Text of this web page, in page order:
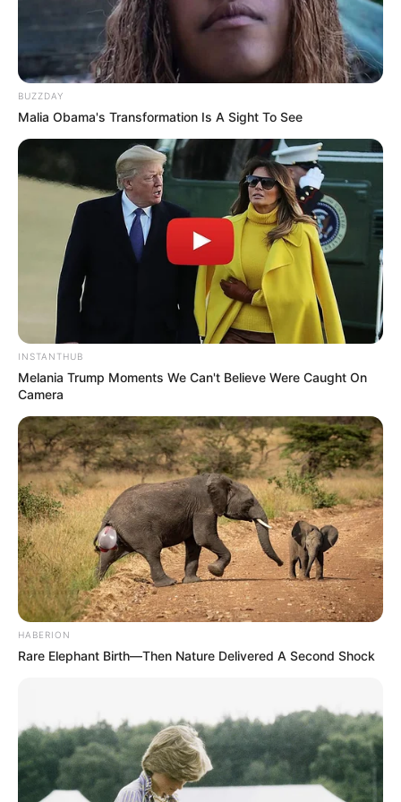
LIHAT ARTIKEL LAINNYA
14 Karakter Jujutsu Kaisen
dan Kekuatan yang
Dimiliki
Sisi Kelam Kehidupan
Animator Jepang, Gaji
Rendah dan Rentan
Depresi
Perbedaan Manga dan
Anime, Beserta Macam
Genrenya
Apa Itu Wibu, Sebutan
yang Sering Dikaitkan
dengan Anime
BUZZDAY
Malia Obama's Transformation Is A Sight To See
INSTANTHUB
Melania Trump Moments We Can't Believe Were Caught On
Camera
HABERION
Rare Elephant Birth—Then Nature Delivered A Second Shock